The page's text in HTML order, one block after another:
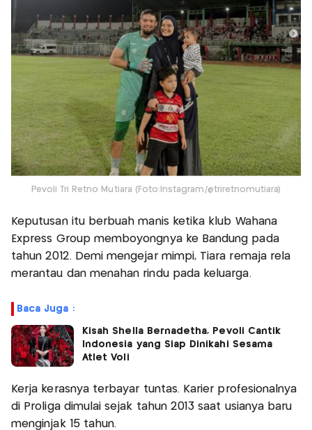
Pevoli Tri Retno Mutiara (Foto:Instagram/@triretnomutiara)
Keputusan itu berbuah manis ketika klub Wahana
Express Group memboyongnya ke Bandung pada
tahun 2012. Demi mengejar mimpi, Tiara remaja rela
merantau dan menahan rindu pada keluarga.
Baca Juga :
Kisah Shella Bernadetha, Pevoli Cantik
Indonesia yang Siap Dinikahi Sesama
Atlet Voli
Kerja kerasnya terbayar tuntas. Karier profesionalnya
di Proliga dimulai sejak tahun 2013 saat usianya baru
menginjak 15 tahun.